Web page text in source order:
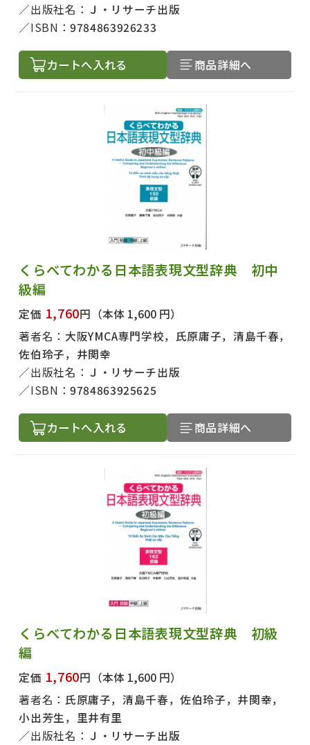
出版社名： Ｊ・リサーチ出版
ISBN：9784863926233
カートへ入れる 商品詳細へ
くらべてわかる日本語表現文型辞典 初中
級編
定価 1,760円 （本体 1,600 円）
著者名： 大阪YMCA専門学校，氏原庸子，清島千春，
佐伯玲子，井関幸
出版社名： Ｊ・リサーチ出版
ISBN：9784863925625
カートへ入れる 商品詳細へ
くらべてわかる日本語表現文型辞典 初級
編
定価 1,760円 （本体 1,600 円）
著者名： 氏原庸子，清島千春，佐伯玲子，井関幸，
小出芳生，里井有里
出版社名： Ｊ・リサーチ出版